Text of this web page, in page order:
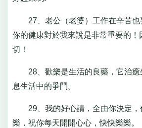
27、老公（老婆）工作在辛苦也
你的健康對於我來說是非常重要的！
切！
28、歡樂是生活的良藥，它治癒
息生活中的爭鬥。
29、我的好心請，全由你決定，
樂，祝你每天開開心心，快快樂樂。